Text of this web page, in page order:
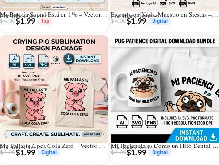
Mi Batería Social Está en 1% – Vector Panda para Sublimar
Por: Mark Designs
$4.00$1.99
Experto en Nada, Maestro en Siestas – Vector Beagle para Sublimar
Por: Mark Designs
$4.00$1.99
Me Fallaste Coca Cola Zero – Vector Chanchito para Sublimar
Por: Mark Designs
$4.00$1.99
Mi Paciencia es Como un Hilo Dental – Vector Pug para Sublimar
Por: Mark Designs
$4.00$1.99